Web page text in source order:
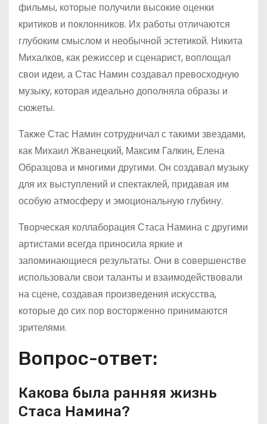
фильмы, которые получили высокие оценки
критиков и поклонников. Их работы отличаются
глубоким смыслом и необычной эстетикой. Никита
Михалков, как режиссер и сценарист, воплощал
свои идеи, а Стас Намин создавал превосходную
музыку, которая идеально дополняла образы и
сюжеты.
Также Стас Намин сотрудничал с такими звездами,
как Михаил Жванецкий, Максим Галкин, Елена
Образцова и многими другими. Он создавал музыку
для их выступлений и спектаклей, придавая им
особую атмосферу и эмоциональную глубину.
Творческая коллаборация Стаса Намина с другими
артистами всегда приносила яркие и
запоминающиеся результаты. Они в совершенстве
использовали свои таланты и взаимодействовали
на сцене, создавая произведения искусства,
которые до сих пор восторженно принимаются
зрителями.
Вопрос-ответ:
Какова была ранняя жизнь
Стаса Намина?